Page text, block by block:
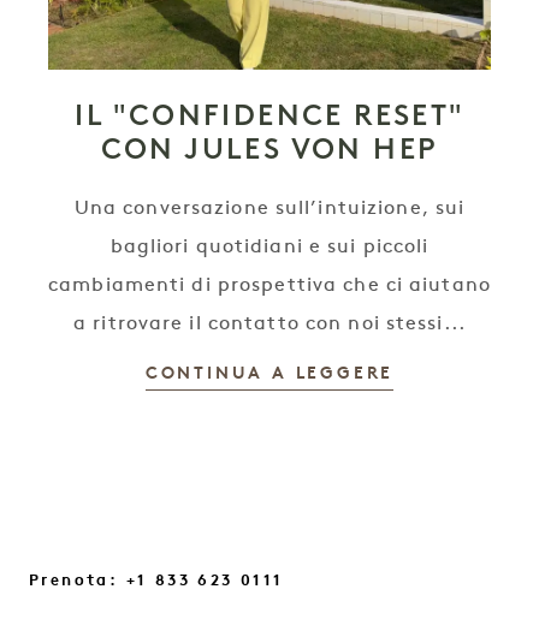
IL "CONFIDENCE RESET"
CON JULES VON HEP
Una conversazione sull’intuizione, sui
bagliori quotidiani e sui piccoli
cambiamenti di prospettiva che ci aiutano
a ritrovare il contatto con noi stessi...
CONTINUA A LEGGERE
Prenota: +1 833 623 0111